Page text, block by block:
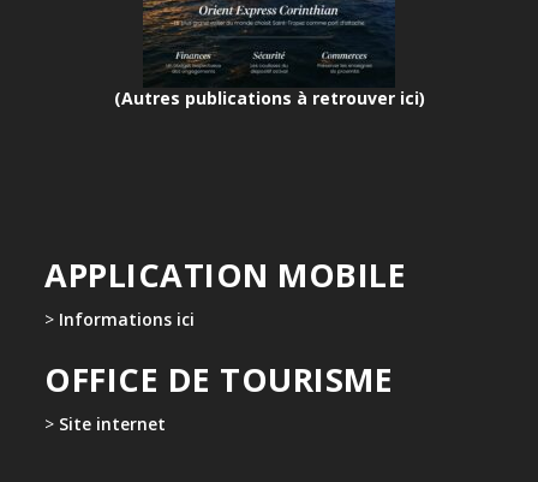
(Autres publications à retrouver ici)
APPLICATION MOBILE
> Informations ici
OFFICE DE TOURISME
> Site internet